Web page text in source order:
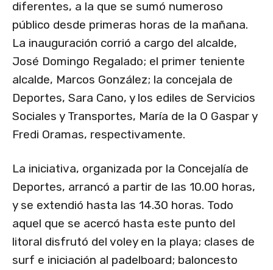
diferentes, a la que se sumó numeroso
público desde primeras horas de la mañana.
La inauguración corrió a cargo del alcalde,
José Domingo Regalado; el primer teniente
alcalde, Marcos González; la concejala de
Deportes, Sara Cano, y los ediles de Servicios
Sociales y Transportes, María de la O Gaspar y
Fredi Oramas, respectivamente.
La iniciativa, organizada por la Concejalía de
Deportes, arrancó a partir de las 10.00 horas,
y se extendió hasta las 14.30 horas. Todo
aquel que se acercó hasta este punto del
litoral disfrutó del voley en la playa; clases de
surf e iniciación al padelboard; baloncesto